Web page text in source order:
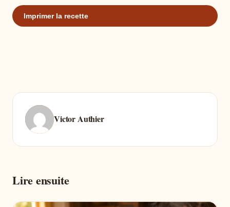
Imprimer la recette
Victor Authier
Lire ensuite